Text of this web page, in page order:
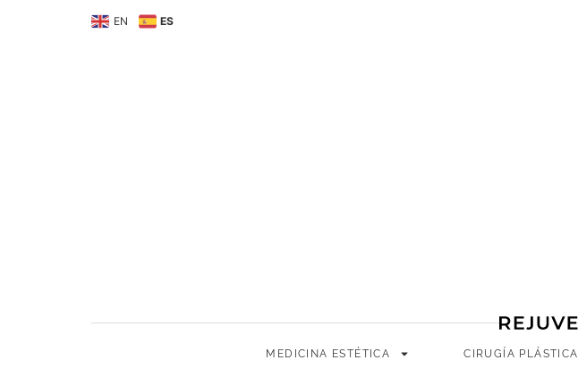
EN ES
MEDICINA ESTÉTICA CIRUGÍA PLÁSTICA